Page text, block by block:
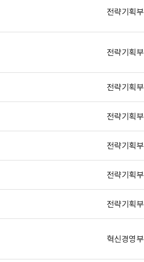
전략기획부
전략기획부
전략기획부
전략기획부
전략기획부
전략기획부
전략기획부
혁신경영부